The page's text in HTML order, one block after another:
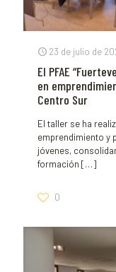
23 de julio de
El PFAE
en
Centro Sur
El taller se ha
emprendimiento y
jóvenes,
formación […]
0